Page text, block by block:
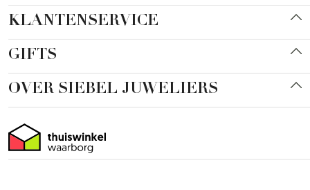
KLANTENSERVICE
GIFTS
OVER SIEBEL JUWELIERS